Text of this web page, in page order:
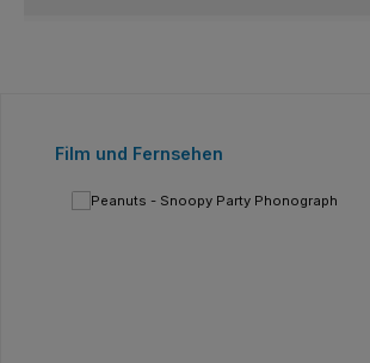
Produktgalerie überspringen
Film und Fernsehen